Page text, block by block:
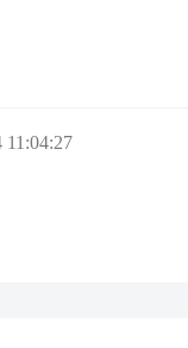
11:04:27